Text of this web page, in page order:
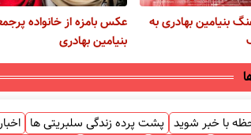
بنیامین بهادری به
عکس بامزه از خانواده
بنیامین بهادری
با خبر شوید پشت پرده زندگی سلبریتی ها